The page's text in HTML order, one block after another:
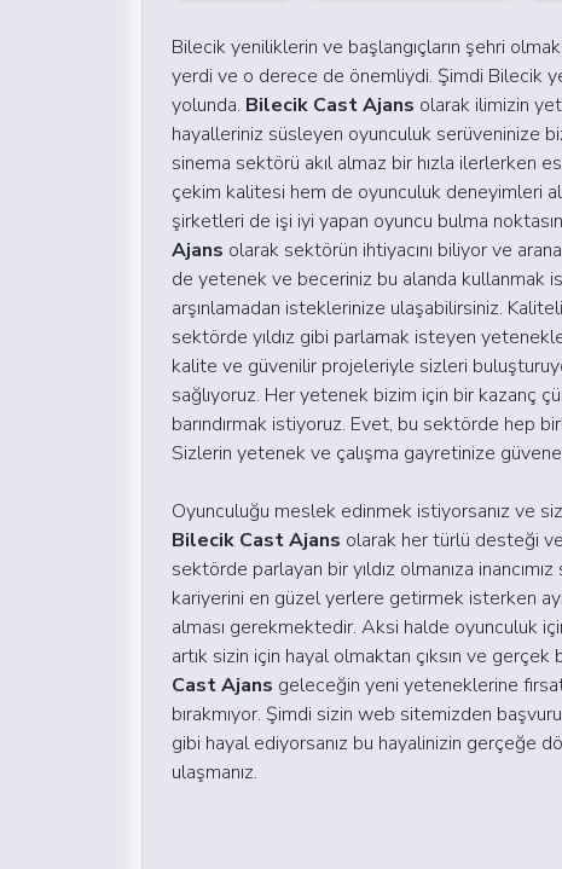
Bilecik yeniliklerin ve başlangıçların şehri
yerdi ve o derece de önemliydi. Şimdi Bilecik
yolunda. Bilecik Cast Ajans olarak ilimizin
hayalleriniz süsleyen oyunculuk serüveninize
sinema sektörü akıl almaz bir hızla ilerlerken
çekim kalitesi hem de oyunculuk deneyimleri
şirketleri de işi iyi yapan oyuncu bulma
Ajans olarak sektörün ihtiyacını biliyor ve
de yetenek ve beceriniz bu alanda kullanmak
arşınlamadan isteklerinize ulaşabilirsiniz.
sektörde yıldız gibi parlamak isteyen
kalite ve güvenilir projeleriyle sizleri
sağlıyoruz. Her yetenek bizim için bir kazanç
barındırmak istiyoruz. Evet, bu sektörde hep
Sizlerin yetenek ve çalışma gayretinize
Oyunculuğu meslek edinmek istiyorsanız ve
Bilecik Cast Ajans olarak her türlü desteği
sektörde parlayan bir yıldız olmanıza
kariyerini en güzel yerlere getirmek isterken
alması gerekmektedir. Aksi halde oyunculuk
artık sizin için hayal olmaktan çıksın ve gerçek
Cast Ajans geleceğin yeni yeteneklerine
bırakmıyor. Şimdi sizin web sitemizden
gibi hayal ediyorsanız bu hayalinizin gerçeğe
ulaşmanız.